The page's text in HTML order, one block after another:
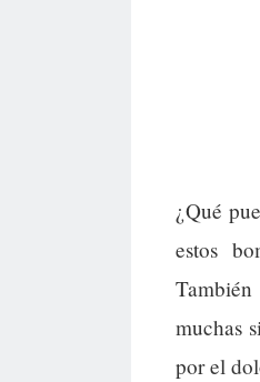
¿Qué
estos
muchas
por el